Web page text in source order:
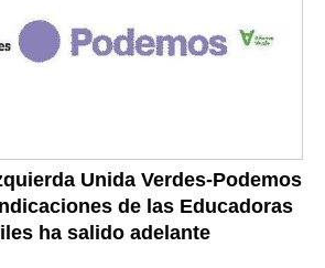
Unida Verdes-Podemos
de las Educadoras
ha salido adelante